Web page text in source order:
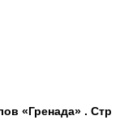
«Гренада» . Стр